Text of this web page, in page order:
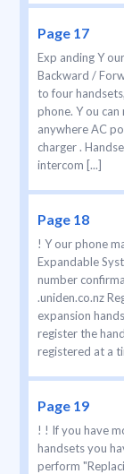
Page 17
Exp anding Y
Backward /
to four
phone. Y ou
anywhere AC
charger .
intercom [...]
Page 18
! Y our phone
Expandable
number
.uniden.co.nz
expansion
register the
registered at a
Page 19
! ! If you have
handsets you
perform